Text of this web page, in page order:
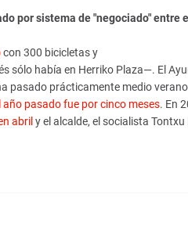
por sistema de "negociado" entre
con 300 bicicletas y
sólo había en Herriko Plaza—. El
pasado prácticamente medio
año pasado fue por cinco meses. En
abril y el alcalde, el socialista Tontxu